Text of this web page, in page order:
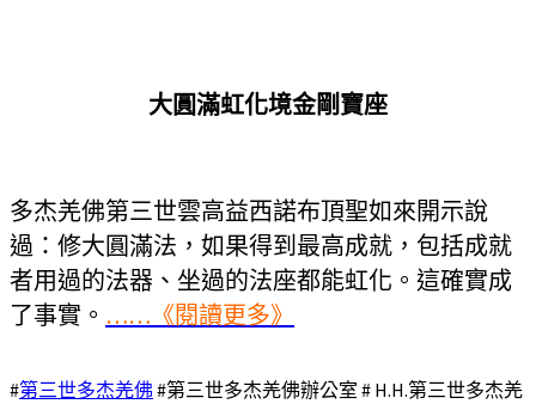
大圓滿虹化境金剛寶座
多杰羌佛第三世雲高益西諾布頂聖如來開示說
過：修大圓滿法，如果得到最高成就，包括成就
者用過的法器、坐過的法座都能虹化。這確實成
了事實。 ……《閱讀更多》
#第三世多杰羌佛#第三世多杰羌佛辦公室 # H.H.第三世多杰羌